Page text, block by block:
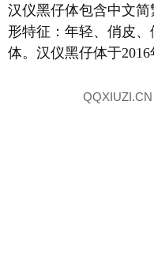
汉仪黑仔体包含中文
形特征：年轻、俏皮
体。汉仪黑仔体于2016